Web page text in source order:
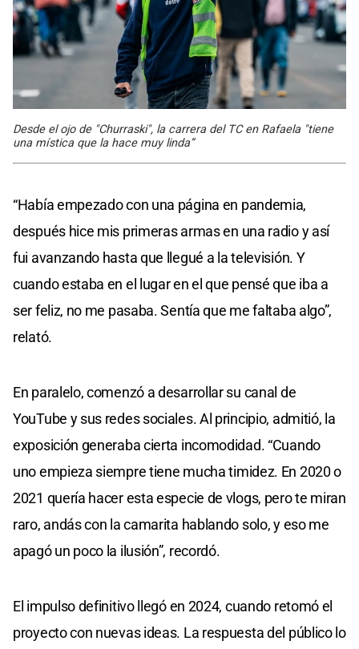
Desde el ojo de "Churraski", la carrera del TC en Rafaela "tiene
una mística que la hace muy linda”
“Había empezado con una página en pandemia,
después hice mis primeras armas en una radio y así
fui avanzando hasta que llegué a la televisión. Y
cuando estaba en el lugar en el que pensé que iba a
ser feliz, no me pasaba. Sentía que me faltaba algo”,
relató.
En paralelo, comenzó a desarrollar su canal de
YouTube y sus redes sociales. Al principio, admitió, la
exposición generaba cierta incomodidad. “Cuando
uno empieza siempre tiene mucha timidez. En 2020 o
2021 quería hacer esta especie de vlogs, pero te miran
raro, andás con la camarita hablando solo, y eso me
apagó un poco la ilusión”, recordó.
El impulso definitivo llegó en 2024, cuando retomó el
proyecto con nuevas ideas. La respuesta del público lo